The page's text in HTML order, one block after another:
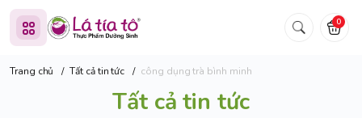
0
Trang chủ / Tất cả tin tức / công dụng trà bình minh
Tất cả tin tức